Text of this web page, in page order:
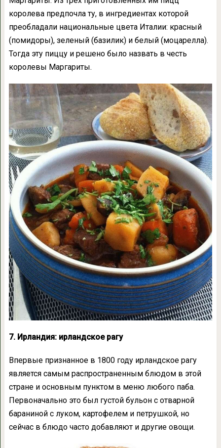
королева предпочла ту, в ингредиентах которой
преобладали национальные цвета Италии: красный
(помидоры), зеленый (базилик) и белый (моцарелла).
Тогда эту пиццу и решено было назвать в честь
королевы Маргариты.
7. Ирландия: ирландское рагу
Впервые признанное в 1800 году ирландское рагу
является самым распространенным блюдом в этой
стране и основным пунктом в меню любого паба.
Первоначально это был густой бульон с отварной
бараниной с луком, картофелем и петрушкой, но
сейчас в блюдо часто добавляют и другие овощи.